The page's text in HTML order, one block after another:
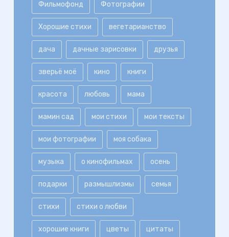
Фильмофонд Фотографии
Хорошие стихи вегетарианство
дача дачные зарисовки друзья
зверьё моё кино книги
красота любовь мама
мамин сад мои стихи мои тексты
мои фотографии моя собака
музыка о кинофильмах осень
подарки размышлизмы семья
стихи стихи о любви
хорошие книги цветы цитаты